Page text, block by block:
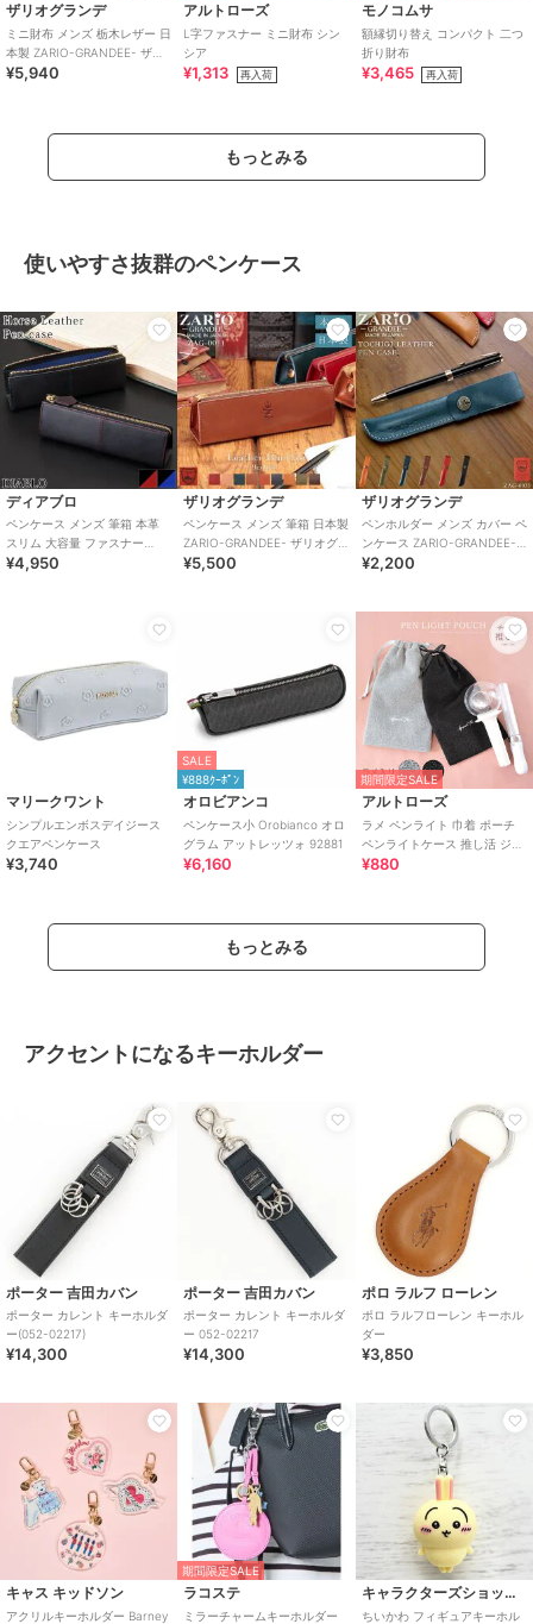
ザリオグランデ
ミニ財布 メンズ 栃木レザー 日
本製 ZARIO-GRANDEE- ザリ
オグランデ ZAG-0050
¥5,940
アルトローズ
L字ファスナー ミニ財布 シン
シア
¥1,313 再入荷
モノコムサ
額縁切り替え コンパクト 二つ
折り財布
¥3,465 再入荷
もっとみる
使いやすさ抜群のペンケース
ディアブロ
ペンケース メンズ 筆箱 本革
スリム 大容量 ファスナー
DIABLO ディアブロ KA-517
¥4,950
ザリオグランデ
ペンケース メンズ 筆箱 日本製
ZARIO-GRANDEE- ザリオグ
ランデ ZAG-0011
¥5,500
ザリオグランデ
ペンホルダー メンズ カバー ペ
ンケース ZARIO-GRANDEE-
ZAG-0035 mlb
¥2,200
マリークワント
シンプルエンボスデイジース
クエアペンケース
¥3,740
SALE
¥888ｸｰﾎﾟﾝ
オロビアンコ
ペンケース小 Orobianco オロ
グラム アットレッツォ 92881
¥6,160
期間限定SALE
アルトローズ
ラメ ペンライト 巾着 ポーチ
ペンライトケース 推し活 ジュ
ピター
¥880
もっとみる
アクセントになるキーホルダー
ポーター 吉田カバン
ポーター カレント キーホルダ
ー(052-02217)
¥14,300
ポーター 吉田カバン
ポーター カレント キーホルダ
ー 052-02217
¥14,300
ポロ ラルフ ローレン
ポロ ラルフローレン キーホル
ダー
¥3,850
キャス キッドソン
アクリルキーホルダー Barney
期間限定SALE
ラコステ
ミラーチャームキーホルダー
キャラクターズショップ ラフラフ
ちいかわ フィギュアキーホル